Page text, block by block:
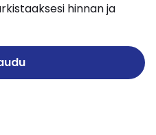
hinnan ja